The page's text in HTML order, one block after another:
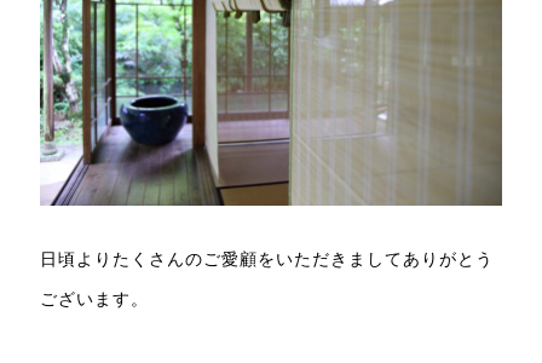
日頃よりたくさんのご愛顧をいただきましてありがとう
ございます。